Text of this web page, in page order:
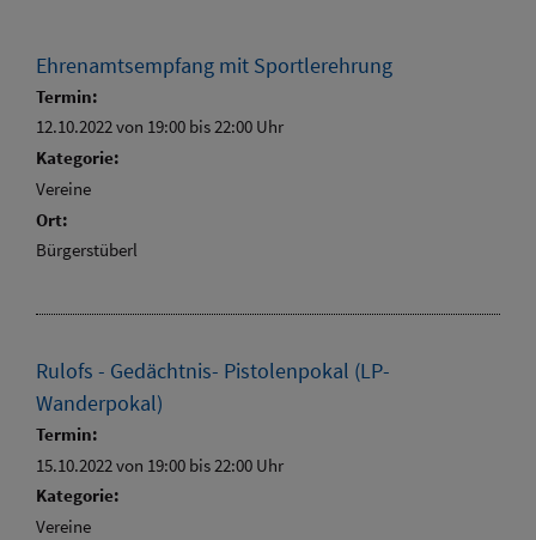
Ehrenamtsempfang mit Sportlerehrung
Termin:
12.10.2022 von 19:00 bis 22:00 Uhr
Kategorie:
Vereine
Ort:
Bürgerstüberl
Rulofs - Gedächtnis- Pistolenpokal (LP-
Wanderpokal)
Termin:
15.10.2022 von 19:00 bis 22:00 Uhr
Kategorie:
Vereine